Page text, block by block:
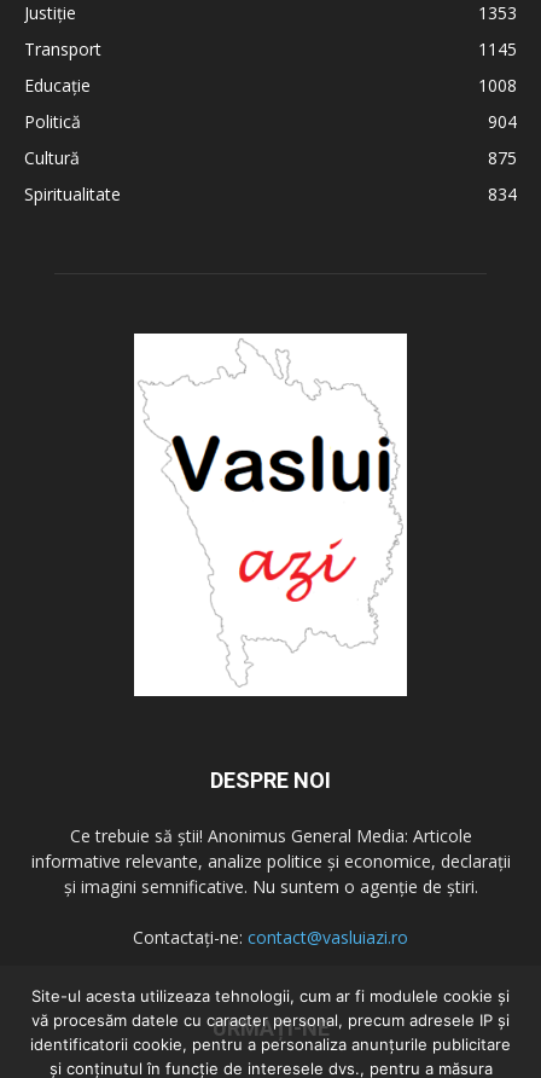
Justiție
1353
Transport
1145
Educație
1008
Politică
904
Cultură
875
Spiritualitate
834
DESPRE NOI
Ce trebuie să știi! Anonimus General Media: Articole
informative relevante, analize politice și economice, declarații
și imagini semnificative. Nu suntem o agenție de știri.
Contactați-ne: contact@vasluiazi.ro
URMAȚI-NE
Site-ul acesta utilizeaza tehnologii, cum ar fi modulele cookie și
vă procesăm datele cu caracter personal, precum adresele IP și
identificatorii cookie, pentru a personaliza anunțurile publicitare
și conținutul în funcție de interesele dvs., pentru a măsura